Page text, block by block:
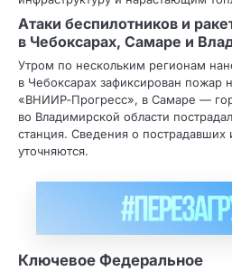
Атаки беспилотников и
в Чебоксарах, Самаре и
Утром по нескольким регионам
в Чебоксарах зафиксирован пожар
«ВНИИР‑Прогресс», в Самаре —
во Владимирской области
станция. Сведения о
уточняются.
Ключевое Федеральное